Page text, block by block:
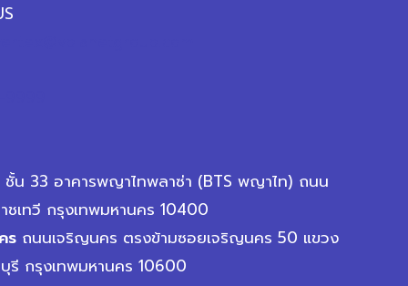
ชั้น 33 อาคารพญาไทพลาซ่า (BTS พญาไท) ถนน
ชเทวี กรุงเทพมหานคร 10400
รถนนเจริญนคร ตรงข้ามซอยเจริญนคร 50 แขวง
บุรี กรุงเทพมหานคร 10600